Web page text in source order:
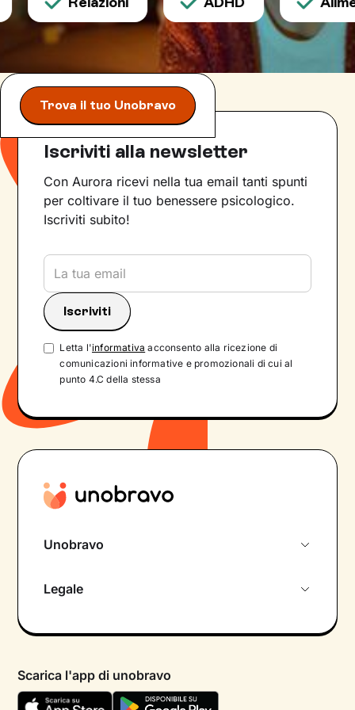
Trova il tuo Unobravo
Iscriviti alla newsletter
Con Aurora ricevi nella tua email tanti spunti
per coltivare il tuo benessere psicologico.
Iscriviti subito!
Letta l'informativa acconsento alla ricezione di
comunicazioni informative e promozionali di cui al
punto 4.C della stessa
Unobravo
Psicologo in chat
Aiuto urgente
Legale
Termini e condizioni
Scarica l'app di unobravo